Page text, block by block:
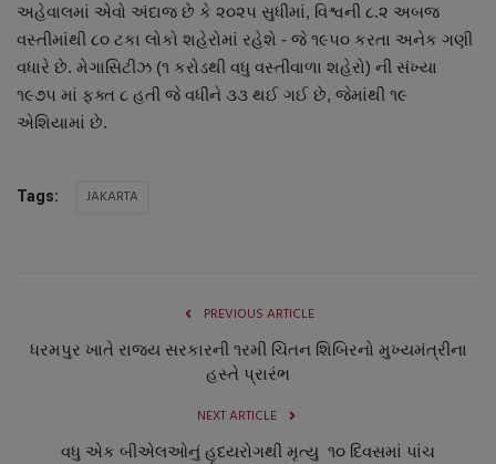
બજારના સમાચાર
નાણાંકીય સમાચાર
સ્થાનિક સમાચાર
સ્પોર્ટ્સ
બોલિવૂડ
અહેવાલમાં એવો અંદાજ છે કે ૨૦૨૫ સુધીમાં, વિશ્વની ૮.૨ અબજ
વસ્તીમાંથી ૮૦ ટકા લોકો શહેરોમાં રહેશે - જે ૧૯૫૦ કરતા અનેક ગણી
વધારે છે. મેગાસિટીઝ (૧ કરોડથી વધુ વસ્તીવાળા શહેરો) ની સંખ્યા
૧૯૭૫ માં ફક્ત ૮ હતી જે વધીને ૩૩ થઈ ગઈ છે, જેમાંથી ૧૯
એશિયામાં છે.
Tags: JAKARTA
PREVIOUS ARTICLE
ધરમપુર ખાતે રાજય સરકારની ૧રમી ચિંતન શિબિરનો મુખ્યમંત્રીના
હસ્તે પ્રારંભ
NEXT ARTICLE
વધુ એક બીએલઓનું હૃદયરોગથી મૃત્યુ ૧૦ દિવસમાં પાંચ